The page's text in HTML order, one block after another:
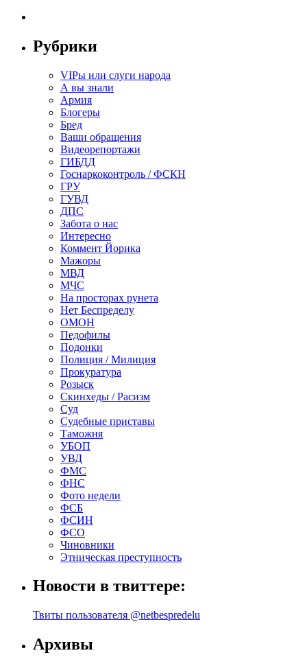
Рубрики
VIPы или слуги народа
А вы знали
Армия
Блогеры
Бред
Ваши обращения
Видеорепортажи
ГИБДД
Госнаркоконтроль / ФСКН
ГРУ
ГУВД
ДПС
Забота о нас
Интересно
Коммент Йорика
Мажоры
МВД
МЧС
На просторах рунета
Нет Беспределу
ОМОН
Педофилы
Подонки
Полиция / Милиция
Прокуратура
Розыск
Скинхеды / Расизм
Суд
Судебные приставы
Таможня
УБОП
УВД
ФМС
ФНС
Фото недели
ФСБ
ФСИН
ФСО
Чиновники
Этническая преступность
Новости в твиттере:
Твиты пользователя @netbespredelu
Архивы